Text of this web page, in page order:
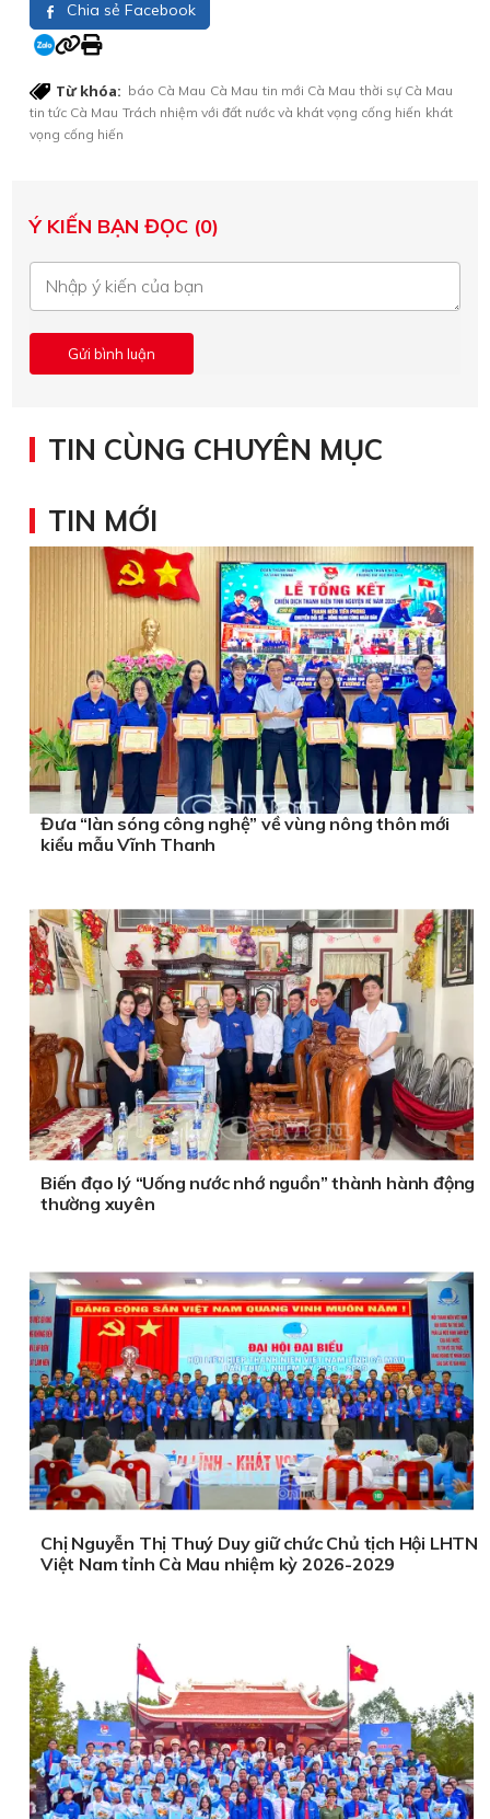
Chia sẻ Facebook
Từ khóa: báo Cà Mau Cà Mau tin mới Cà Mau thời sự Cà Mau
tin tức Cà Mau Trách nhiệm với đất nước và khát vọng cống hiến khát
vọng cống hiến
Ý KIẾN BẠN ĐỌC (0)
TIN CÙNG CHUYÊN MỤC
TIN MỚI
Đưa “làn sóng công nghệ” về vùng nông thôn mới
kiểu mẫu Vĩnh Thanh
Biến đạo lý “Uống nước nhớ nguồn” thành hành động
thường xuyên
Chị Nguyễn Thị Thuý Duy giữ chức Chủ tịch Hội LHTN
Việt Nam tỉnh Cà Mau nhiệm kỳ 2026-2029